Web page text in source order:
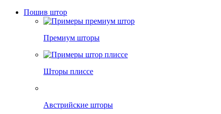
Пошив штор
Премиум шторы
Шторы плиссе
Австрийские шторы